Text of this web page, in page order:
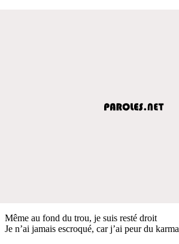
Même au fond du trou, je suis resté droit
Je n’ai jamais escroqué, car j’ai peur du karma